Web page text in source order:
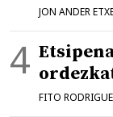
JON ANDER
FITO